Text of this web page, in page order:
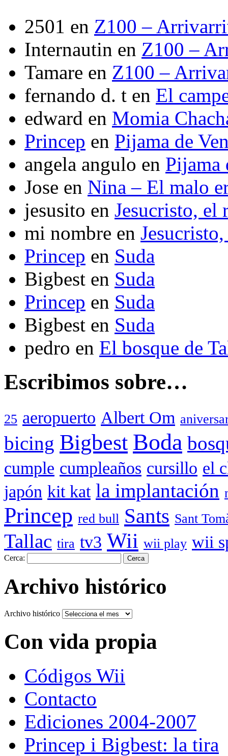
2501 en Z100 –
Internautin en Z100 –
Tamare en Z100 –
fernando d. t en El
edward en Momia
Princep en Pijama de
angela angulo en Pijama
Jose en Nina – El malo
jesusito en Jesucristo, el
mi nombre en
Princep en Suda
Bigbest en Suda
Princep en Suda
Bigbest en Suda
pedro en El bosque de
Escribimos sobre…
25 aeropuerto Albert Om
bicing Bigbest Boda
cumple cumpleaños cursillo el
japón kit kat la implantación
Princep red bull Sants Sant
Tallac tira tv3 Wii wii play wii
Cerca:
Archivo histórico
Archivo histórico
Con vida propia
Códigos Wii
Contacto
Ediciones 2004-2007
Princep i Bigbest: la tira